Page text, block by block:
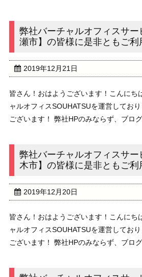
”弊社バーチャルオフィスサービスを ...
弊社バーチャルオフィスサ
瀬市】の皆様に是非ともご利
2019年12月21日
皆さん！おはようございます！こんにち
ャルオフィスSOUHATSUを運営してお
ございます！ 弊社HPのみならず、ブロ
”弊社バーチャルオフィスサービスを ...
弊社バーチャルオフィスサ
木市】の皆様に是非ともご利
2019年12月20日
皆さん！おはようございます！こんにち
ャルオフィスSOUHATSUを運営してお
ございます！ 弊社HPのみならず、ブロ
”弊社バーチャルオフィスサービスを ...